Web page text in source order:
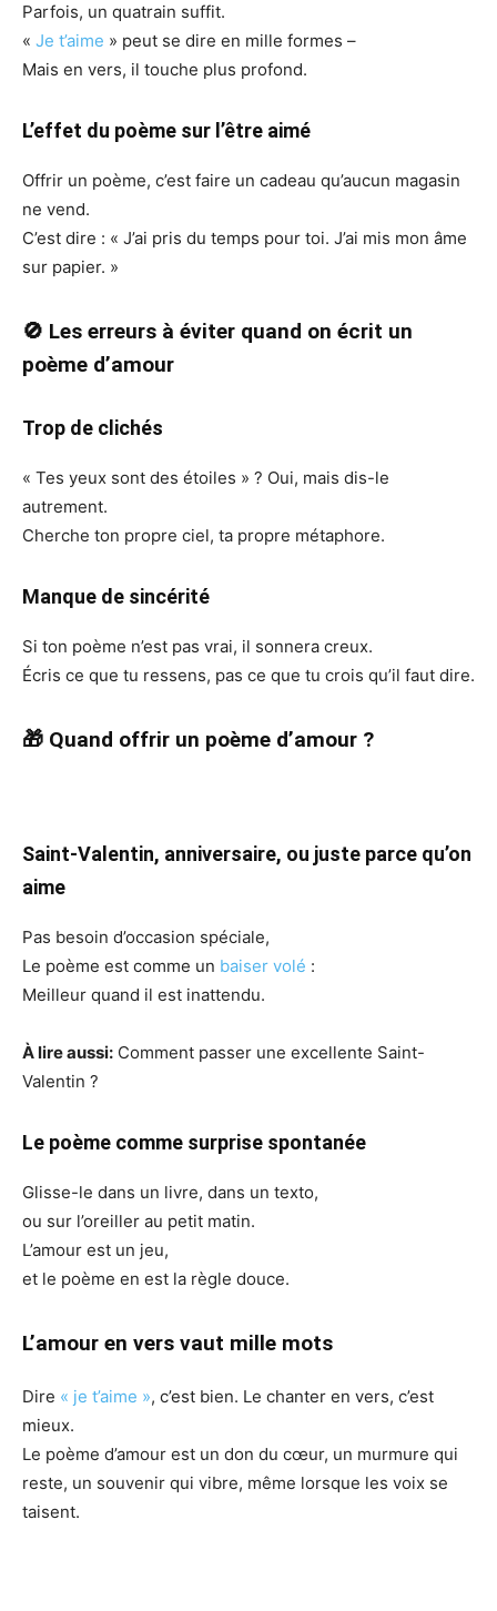
Parfois, un quatrain suffit.
« Je t’aime » peut se dire en mille formes –
Mais en vers, il touche plus profond.
L’effet du poème sur l’être aimé
Offrir un poème, c’est faire un cadeau qu’aucun magasin
ne vend.
C’est dire : « J’ai pris du temps pour toi. J’ai mis mon âme
sur papier. »
🚫 Les erreurs à éviter quand on écrit un
poème d’amour
Trop de clichés
« Tes yeux sont des étoiles » ? Oui, mais dis-le
autrement.
Cherche ton propre ciel, ta propre métaphore.
Manque de sincérité
Si ton poème n’est pas vrai, il sonnera creux.
Écris ce que tu ressens, pas ce que tu crois qu’il faut dire.
🎁 Quand offrir un poème d’amour ?
Saint-Valentin, anniversaire, ou juste parce qu’on
aime
Pas besoin d’occasion spéciale,
Le poème est comme un baiser volé :
Meilleur quand il est inattendu.
À lire aussi: Comment passer une excellente Saint-
Valentin ?
Le poème comme surprise spontanée
Glisse-le dans un livre, dans un texto,
ou sur l’oreiller au petit matin.
L’amour est un jeu,
et le poème en est la règle douce.
L’amour en vers vaut mille mots
Dire « je t’aime », c’est bien. Le chanter en vers, c’est
mieux.
Le poème d’amour est un don du cœur, un murmure qui
reste, un souvenir qui vibre, même lorsque les voix se
taisent.